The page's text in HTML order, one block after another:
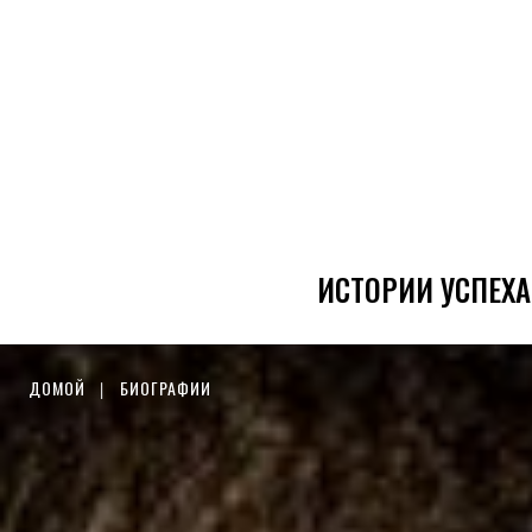
ИСТОРИИ УСПЕХА
ДОМОЙ БИОГРАФИИ